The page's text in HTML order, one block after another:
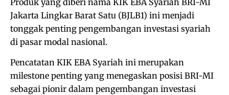
Jakarta Lingkar Barat Satu (BJLB1) ini menjadi
tonggak penting pengembangan investasi syariah
di pasar modal nasional.
Pencatatan KIK EBA Syariah ini merupakan
milestone penting yang menegaskan posisi BRI-MI
sebagai pionir dalam pengembangan investasi